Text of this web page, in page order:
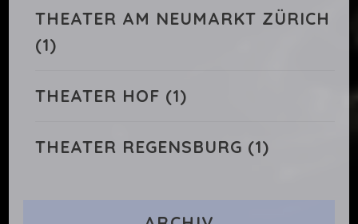
THEATER AM NEUMARKT ZÜRICH
(1)
THEATER HOF (1)
THEATER REGENSBURG (1)